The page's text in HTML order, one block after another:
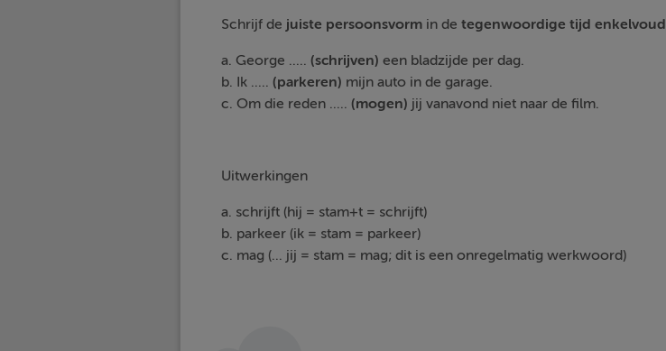
Schrijf de juiste persoonsvormin de tegenwoordige tijd enkelvoud
a. George ..... (schrijven) een bladzijde per dag.
b. Ik ..... (parkeren) mijn auto in de garage.
c. Om die reden ..... (mogen) jij vanavond niet naar de film.
Uitwerkingen
a. schrijft (hij = stam+t = schrijft)
b. parkeer (ik = stam = parkeer)
c. mag (... jij = stam = mag; dit is een onregelmatig werkwoord)